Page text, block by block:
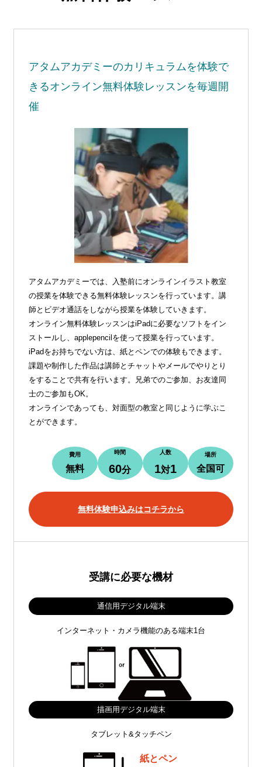
アタムアカデミーのカリキュラムを体験で
きるオンライン無料体験レッスンを毎週開
催
アタムアカデミーでは、入塾前にオンラインイラスト教室
の授業を体験できる無料体験レッスンを行っています。講
師とビデオ通話をしながら授業を体験していきます。
オンライン無料体験レッスンはiPadに必要なソフトをイン
ストールし、applepencilを使って授業を行っています。
iPadをお持ちでない方は、紙とペンでの体験もできます。
課題や制作した作品は講師とチャットやメールでやりとり
をすることで共有を行います。兄弟でのご参加、お友達同
士のご参加もOK。
オンラインであっても、対面型の教室と同じように学ぶこ
とができます。
費用
無料
時間
60分
人数
1対1
場所
全国可
無料体験申込みはコチラから
受講に必要な機材
通信用デジタル端末
インターネット・カメラ機能のある端末1台
描画用デジタル端末
タブレット&タッチペン
紙とペン